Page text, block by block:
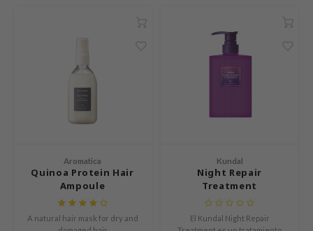
Aromatica
Quinoa Protein Hair
Ampoule
A natural hair mask for dry and
Kundal
Night Repair
Treatment
El Kundal Night Repair